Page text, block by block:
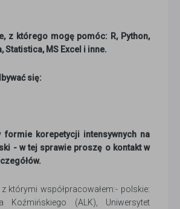
z którego mogę pomóc: R, Python,
Statistica, MS Excel i inne.
się:
formie korepetycji intensywnych na
- w tej sprawie proszę o kontakt w
którymi współpracowałem:- polskie:
Koźmińskiego (ALK), Uniwersytet